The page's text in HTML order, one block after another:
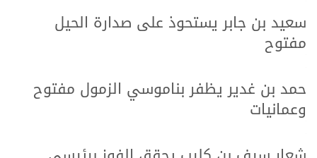
سعيد بن جابر يستحوذ على صدارة الحيل
مفتوح
حمد بن غدير يظفر بناموسي الزمول مفتوح
وعمانيات